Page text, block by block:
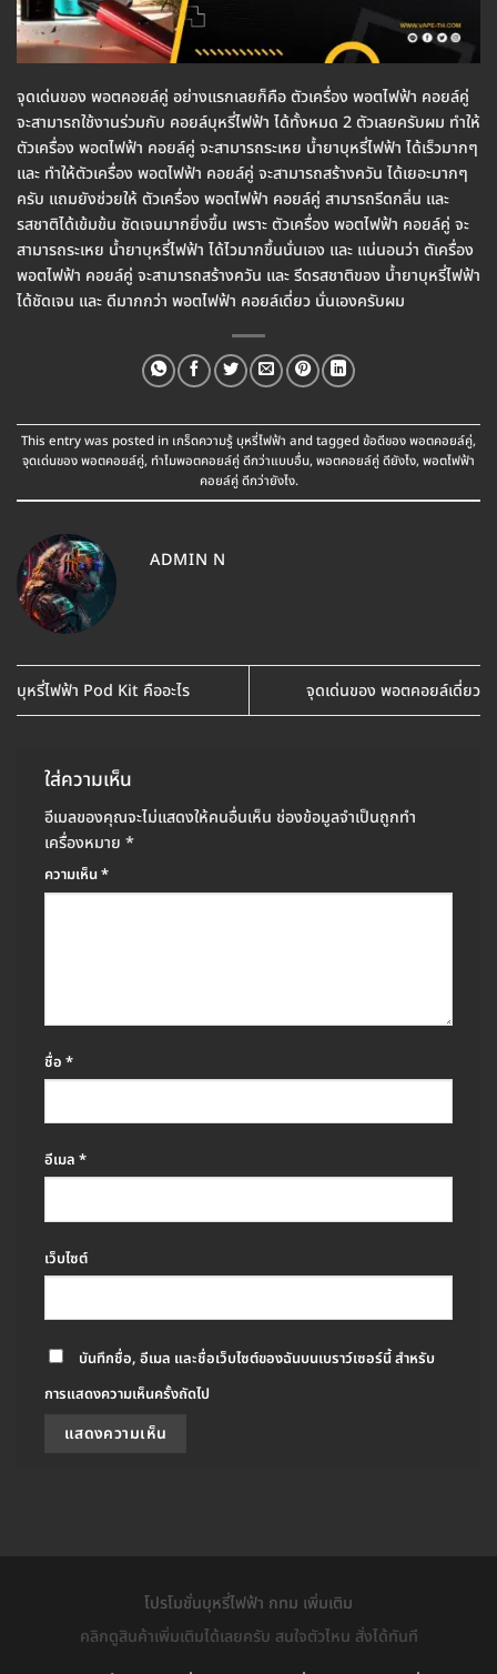
จุดเด่นของ พอตคอยล์คู่ อย่างแรกเลยก็คือ ตัวเครื่อง พอตไฟฟ้า คอยล์คู่
จะสามารถใช้งานร่วมกับ คอยล์บุหรี่ไฟฟ้า ได้ทั้งหมด 2 ตัวเลยครับผม ทำให้
ตัวเครื่อง พอตไฟฟ้า คอยล์คู่ จะสามารถระเหย น้ำยาบุหรี่ไฟฟ้า ได้เร็วมากๆ
และ ทำให้ตัวเครื่อง พอตไฟฟ้า คอยล์คู่ จะสามารถสร้างควัน ได้เยอะมากๆ
ครับ แถมยังช่วยให้ ตัวเครื่อง พอตไฟฟ้า คอยล์คู่ สามารถรีดกลิ่น และ
รสชาติได้เข้มข้น ชัดเจนมากยิ่งขึ้น เพราะ ตัวเครื่อง พอตไฟฟ้า คอยล์คู่ จะ
สามารถระเหย น้ำยาบุหรี่ไฟฟ้า ได้ไวมากขึ้นนั่นเอง และ แน่นอนว่า ตัเครื่อง
พอตไฟฟ้า คอยล์คู่ จะสามารถสร้างควัน และ รีดรสชาติของ น้ำยาบุหรี่ไฟฟ้า
ได้ชัดเจน และ ดีมากกว่า พอตไฟฟ้า คอยล์เดี่ยว นั่นเองครับผม
This entry was posted in เกร็ดความรู้ บุหรี่ไฟฟ้า and taggedข้อดีของ พอตคอยล์คู่,
จุดเด่นของ พอตคอยล์คู่, ทำไมพอตคอยล์คู่ ดีกว่าแบบอื่น, พอตคอยล์คู่ ดียังไง, พอตไฟฟ้า
คอยล์คู่ ดีกว่ายังไง.
ADMIN N
บุหรี่ไฟฟ้า Pod Kit คืออะไร จุดเด่นของ พอตคอยล์เดี่ยว
ใส่ความเห็น
อีเมลของคุณจะไม่แสดงให้คนอื่นเห็น ช่องข้อมูลจำเป็นถูกทำ
เครื่องหมาย *
ความเห็น*
ชื่อ *
อีเมล *
เว็บไซต์
บันทึกชื่อ, อีเมล และชื่อเว็บไซต์ของฉันบนเบราว์เซอร์นี้ สำหรับ
การแสดงความเห็นครั้งถัดไป
โปรโมชั่นบุหรี่ไฟฟ้า กทม เพิ่มเติม
คลิกดูสินค้าเพิ่มเติมได้เลยครับ สนใจตัวไหน สั่งได้ทันที